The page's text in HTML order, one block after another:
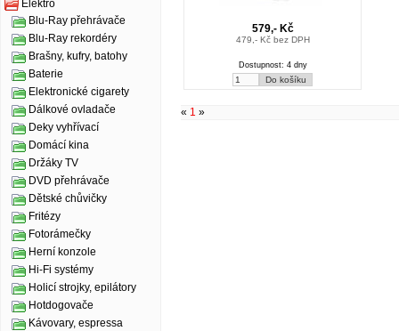
Elektro
Blu-Ray přehrávače
Blu-Ray rekordéry
Brašny, kufry, batohy
Baterie
Elektronické cigarety
Dálkové ovladače
Deky vyhřívací
Domácí kina
Držáky TV
DVD přehrávače
Dětské chůvičky
Fritézy
Fotorámečky
Herní konzole
Hi-Fi systémy
Holicí strojky, epilátory
Hotdogovače
Kávovary, espressa
579,- Kč
479,- Kč bez DPH
Dostupnost: 4 dny
« 1 »